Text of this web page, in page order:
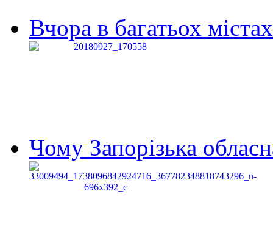
Вчора в багатьох
Чому Запорізька